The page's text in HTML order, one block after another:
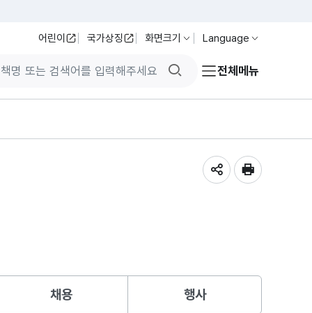
어린이 국가상징 화면크기 Language
검색버튼전체메뉴
채용 행사